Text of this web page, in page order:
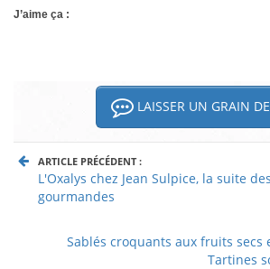
J’aime ça :
LAISSER UN GRAIN
ARTICLE PRÉCÉDENT :
L'Oxalys chez Jean Sulpice, la suite
gourmandes
Sablés croquants aux fruits secs
Tartines